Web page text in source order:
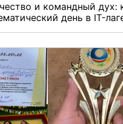
и командный дух:
день в IT-